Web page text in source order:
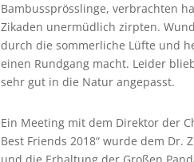
Bambussprösslinge, verbrachten
Zikaden unermüdlich zirpten.
durch die sommerliche Lüfte und
einen Rundgang macht. Leider
sehr gut in die Natur angepasst.
Ein Meeting mit dem Direktor der
Best Friends 2018“ wurde dem